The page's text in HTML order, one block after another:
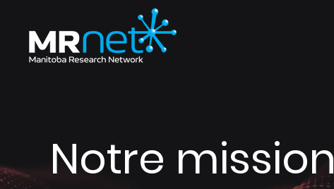
Notre mission